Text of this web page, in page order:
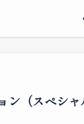
ン（スペシャ